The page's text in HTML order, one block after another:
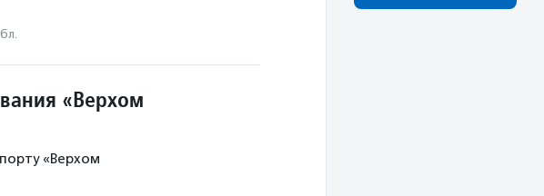
«Верхом
«Верхом